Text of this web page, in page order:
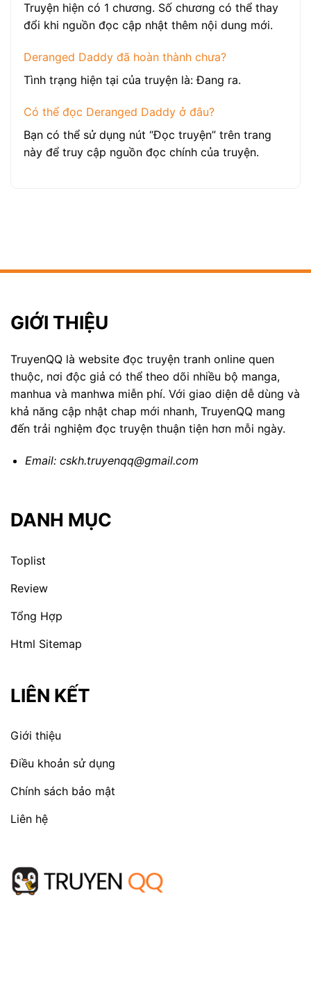
Truyện hiện có 1 chương. Số chương có thể thay
đổi khi nguồn đọc cập nhật thêm nội dung mới.
Deranged Daddy đã hoàn thành chưa?
Tình trạng hiện tại của truyện là: Đang ra.
Có thể đọc Deranged Daddy ở đâu?
Bạn có thể sử dụng nút “Đọc truyện” trên trang
này để truy cập nguồn đọc chính của truyện.
GIỚI THIỆU
TruyenQQ là website đọc truyện tranh online quen
thuộc, nơi độc giả có thể theo dõi nhiều bộ manga,
manhua và manhwa miễn phí. Với giao diện dễ dùng và
khả năng cập nhật chap mới nhanh, TruyenQQ mang
đến trải nghiệm đọc truyện thuận tiện hơn mỗi ngày.
Email: cskh.truyenqq@gmail.com
DANH MỤC
Toplist
Review
Tổng Hợp
Html Sitemap
LIÊN KẾT
Giới thiệu
Điều khoản sử dụng
Chính sách bảo mật
Liên hệ